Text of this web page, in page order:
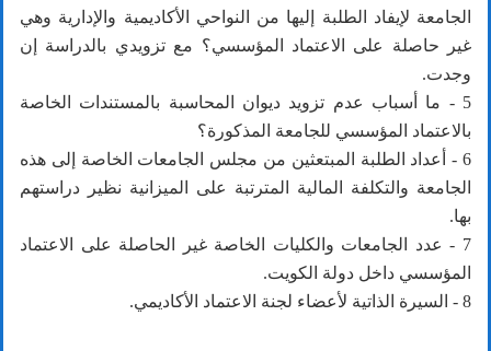
الجامعة لإيفاد الطلبة إليها من النواحي الأكاديمية والإدارية وهي
غير حاصلة على الاعتماد المؤسسي؟ مع تزويدي بالدراسة إن
وجدت.
5 - ما أسباب عدم تزويد ديوان المحاسبة بالمستندات الخاصة
بالاعتماد المؤسسي للجامعة المذكورة؟
6 - أعداد الطلبة المبتعثين من مجلس الجامعات الخاصة إلى هذه
الجامعة والتكلفة المالية المترتبة على الميزانية نظير دراستهم
بها.
7 - عدد الجامعات والكليات الخاصة غير الحاصلة على الاعتماد
المؤسسي داخل دولة الكويت.
8 - السيرة الذاتية لأعضاء لجنة الاعتماد الأكاديمي.